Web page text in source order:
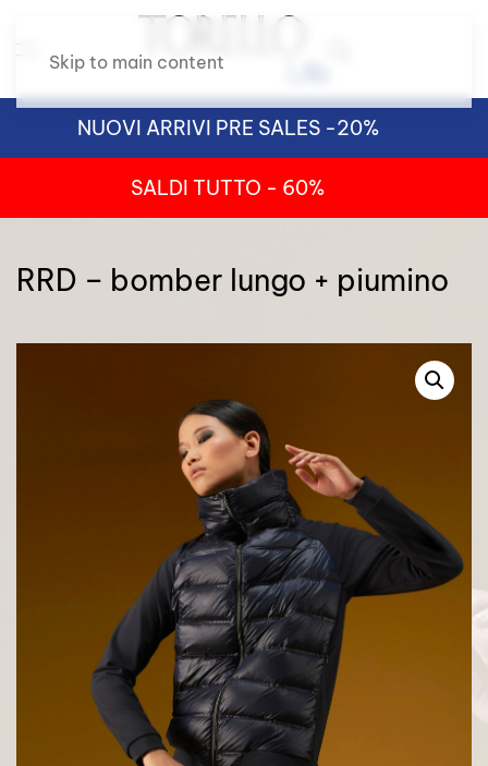
Skip to main content
NUOVI ARRIVI PRE SALES -20%
SALDI TUTTO - 60%
RRD – bomber lungo + piumino